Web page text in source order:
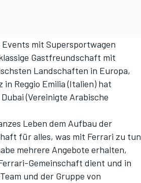
mit Supersportwagen
Gastfreundschaft mit
Landschaften in Europa,
Reggio Emilia (Italien) hat
(Vereinigte Arabische
Leben dem Aufbau der
für alles, was mit Ferrari zu tun
mehrere Angebote erhalten,
Gemeinschaft dient und in
und der Gruppe von